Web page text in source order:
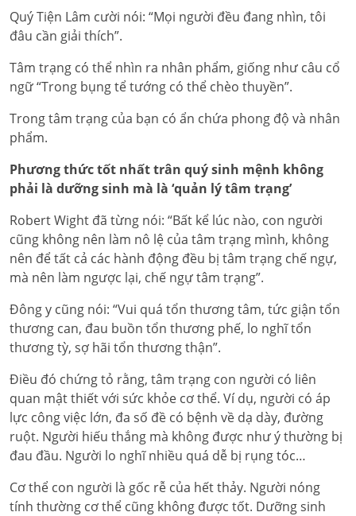
Quý Tiện Lâm cười nói: “Mọi người đều đang nhìn, tôi
đâu cần giải thích”.
Tâm trạng có thể nhìn ra nhân phẩm, giống như câu cổ
ngữ “Trong bụng tể tướng có thể chèo thuyền”.
Trong tâm trạng của bạn có ẩn chứa phong độ và nhân
phẩm.
Phương thức tốt nhất trân quý sinh mệnh không
phải là dưỡng sinh mà là ‘quản lý tâm trạng’
Robert Wight đã từng nói: “Bất kể lúc nào, con người
cũng không nên làm nô lệ của tâm trạng mình, không
nên để tất cả các hành động đều bị tâm trạng chế ngự,
mà nên làm ngược lại, chế ngự tâm trạng”.
Đông y cũng nói: “Vui quá tổn thương tâm, tức giận tổn
thương can, đau buồn tổn thương phế, lo nghĩ tổn
thương tỳ, sợ hãi tổn thương thận”.
Điều đó chứng tỏ rằng, tâm trạng con người có liên
quan mật thiết với sức khỏe cơ thể. Ví dụ, người có áp
lực công việc lớn, đa số đề có bệnh về dạ dày, đường
ruột. Người hiếu thắng mà không được như ý thường bị
đau đầu. Người lo nghĩ nhiều quá dễ bị rụng tóc…
Cơ thể con người là gốc rễ của hết thảy. Người nóng
tính thường cơ thể cũng không được tốt. Dưỡng sinh